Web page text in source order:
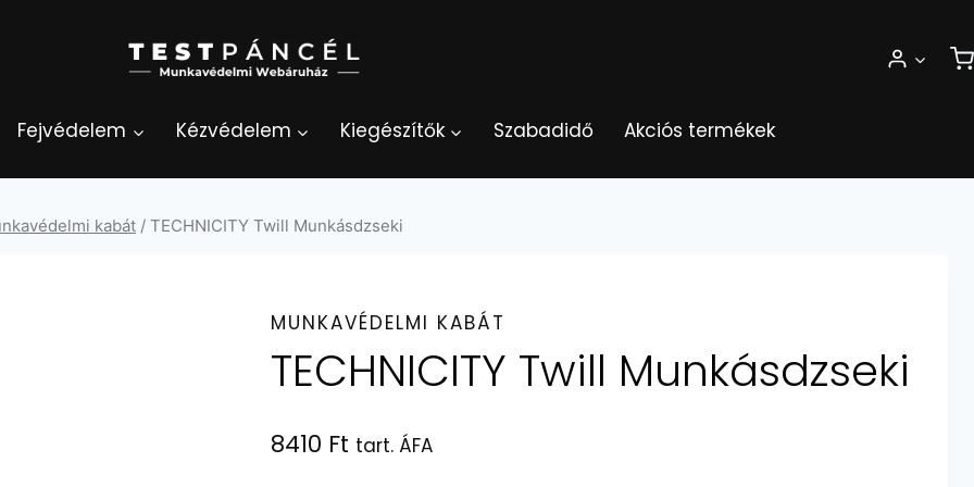
Fejvédelem Kézvédelem Kiegészítők Szabadidő Akciós termékek
kabát / TECHNICITY Twill Munkásdzseki
MUNKAVÉDELMI KABÁT
TECHNICITY Twill Munkásdzseki
8410 Ft tart. ÁFA